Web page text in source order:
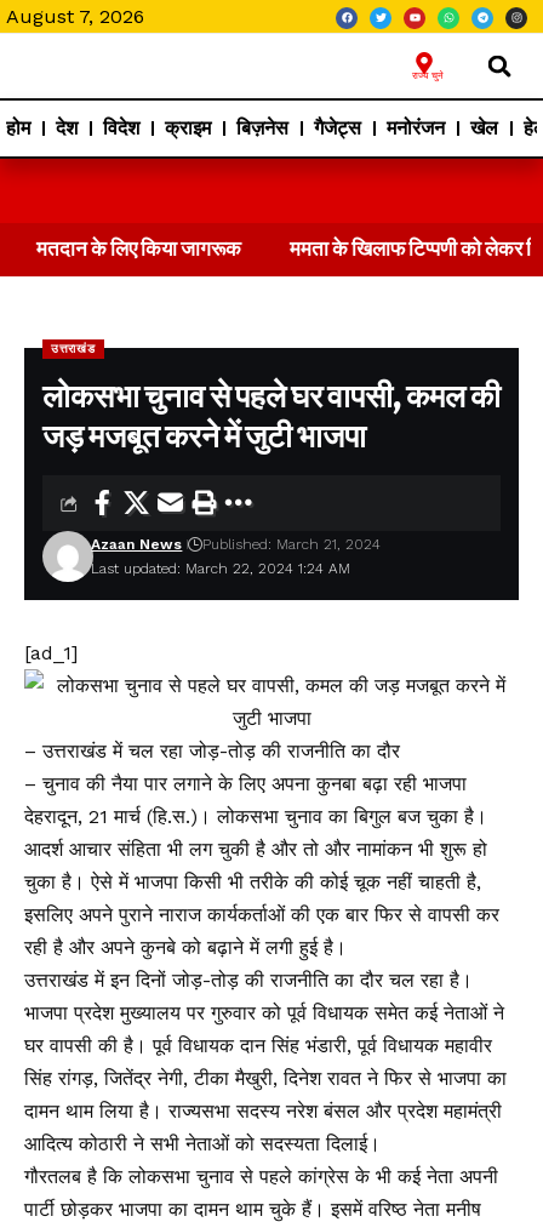
August 7, 2026
राज्य चुने
होम देश विदेश क्राइम बिज़नेस गैजेट्स मनोरंजन खेल
मतदान के लिए किया जागरूक ममता के खिलाफ टिप्पणी को लेकर
उत्तराखंड
लोकसभा चुनाव से पहले घर वापसी, कमल की
जड़ मजबूत करने में जुटी भाजपा
Last updated: March 22, 2024 1:24 AM
Azaan News Published: March 21, 2024
[ad_1]
– उत्तराखंड में चल रहा जोड़-तोड़ की राजनीति का दौर
– चुनाव की नैया पार लगाने के लिए अपना कुनबा बढ़ा रही भाजपा
देहरादून, 21 मार्च (हि.स.)। लोकसभा चुनाव का बिगुल बज चुका है।
आदर्श आचार संहिता भी लग चुकी है और तो और नामांकन भी शुरू हो
चुका है। ऐसे में भाजपा किसी भी तरीके की कोई चूक नहीं चाहती है,
इसलिए अपने पुराने नाराज कार्यकर्ताओं की एक बार फिर से वापसी कर
रही है और अपने कुनबे को बढ़ाने में लगी हुई है।
उत्तराखंड में इन दिनों जोड़-तोड़ की राजनीति का दौर चल रहा है।
भाजपा प्रदेश मुख्यालय पर गुरुवार को पूर्व विधायक समेत कई नेताओं ने
घर वापसी की है। पूर्व विधायक दान सिंह भंडारी, पूर्व विधायक महावीर
सिंह रांगड़, जितेंद्र नेगी, टीका मैखुरी, दिनेश रावत ने फिर से भाजपा का
दामन थाम लिया है। राज्यसभा सदस्य नरेश बंसल और प्रदेश महामंत्री
आदित्य कोठारी ने सभी नेताओं को सदस्यता दिलाई।
गौरतलब है कि लोकसभा चुनाव से पहले कांग्रेस के भी कई नेता अपनी
पार्टी छोड़कर भाजपा का दामन थाम चुके हैं। इसमें वरिष्ठ नेता मनीष